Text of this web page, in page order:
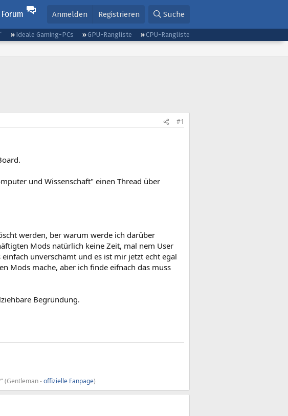
Forum Anmelden Registrieren Suche
Ideale Gaming-PCs GPU-Rangliste
CPU-Rangliste
#1
und Wissenschaft" einen Thread über
werden, ber warum werde ich darüber
Mods natürlich keine Zeit, mal nem User
unverschämt und es ist mir jetzt echt egal
Mods mache, aber ich finde eifnach das muss
Begründung.
(Gentleman -offizielle Fanpage)